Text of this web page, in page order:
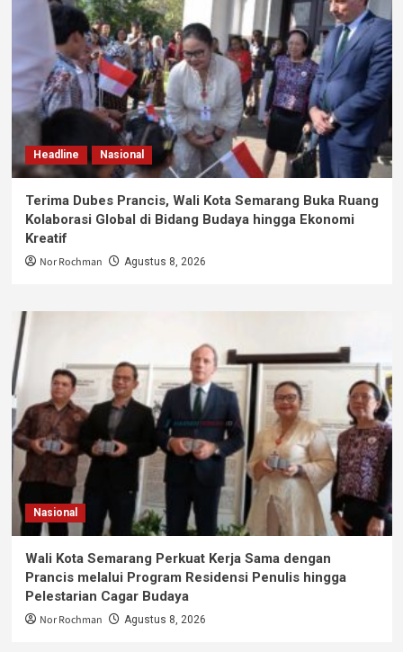
Headline Nasional
Terima Dubes Prancis, Wali Kota Semarang Buka Ruang
Kolaborasi Global di Bidang Budaya hingga Ekonomi
Kreatif
Nor Rochman Agustus 8, 2026
Nasional
Wali Kota Semarang Perkuat Kerja Sama dengan
Prancis melalui Program Residensi Penulis hingga
Pelestarian Cagar Budaya
Nor Rochman Agustus 8, 2026